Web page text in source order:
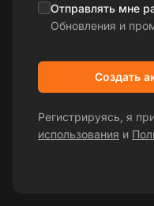
Отправлять мне
Обновления и
Создать
Регистрируясь, я
использования и